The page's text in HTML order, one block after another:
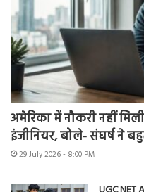
अमेरिका में नौकरी नहीं
इंजीनियर, बोले- संघर्ष ने
29 July 2026 - 8:00 PM